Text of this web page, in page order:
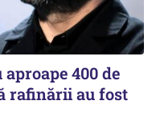
400 de
rafinării au fost